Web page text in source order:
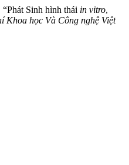
Sinh hình thái in vitro,
Khoa học Và Công nghệ Việt